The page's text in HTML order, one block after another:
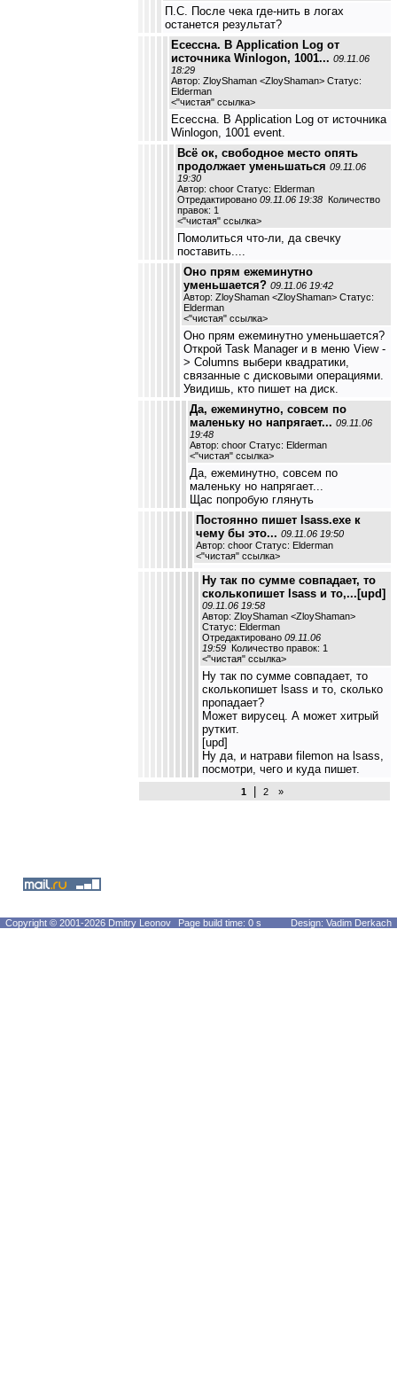
П.С. После чека где-нить в логах
останется результат?
Есессна. В Application Log от
источника Winlogon, 1001... 09.11.06
18:29
Автор: ZloyShaman <ZloyShaman> Статус:
Elderman
<"чистая" ссылка>
Есессна. В Application Log от источника
Winlogon, 1001 event.
Всё ок, свободное место опять
продолжает уменьшаться 09.11.06
19:30
Автор: choor Статус: Elderman
Отредактировано 09.11.06 19:38 Количество
правок: 1
<"чистая" ссылка>
Помолиться что-ли, да свечку
поставить....
Оно прям ежеминутно
уменьшается? 09.11.06 19:42
Автор: ZloyShaman <ZloyShaman> Статус:
Elderman
<"чистая" ссылка>
Оно прям ежеминутно уменьшается?
Открой Task Manager и в меню View -
> Columns выбери квадратики,
связанные с дисковыми операциями.
Увидишь, кто пишет на диск.
Да, ежеминутно, совсем по
маленьку но напрягает... 09.11.06
19:48
Автор: choor Статус: Elderman
<"чистая" ссылка>
Да, ежеминутно, совсем по
маленьку но напрягает...
Щас попробую глянуть
Постоянно пишет lsass.exe к
чему бы это... 09.11.06 19:50
Автор: choor Статус: Elderman
<"чистая" ссылка>
Ну так по сумме совпадает, то
сколькопишет lsass и то,...[upd]
09.11.06 19:58
Автор: ZloyShaman <ZloyShaman>
Статус: Elderman
Отредактировано 09.11.06
19:59 Количество правок: 1
<"чистая" ссылка>
Ну так по сумме совпадает, то
сколькопишет lsass и то, сколько
пропадает?
Может вирусец. А может хитрый
руткит.
[upd]
Ну да, и натрави filemon на lsass,
посмотри, чего и куда пишет.
1| 2 »
Copyright © 2001-2026 Dmitry Leonov Page build time: 0 s Design: Vadim Derkach